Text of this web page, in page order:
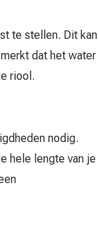
te stellen. Dit kan
dat het water
riool.
nodig.
hele lengte van je